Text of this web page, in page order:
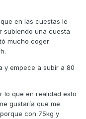
en las cuestas le
subiendo una cuesta
mucho coger
y empece a subir a 80
lo que en realidad esto
gustaría que me
con 75kg y